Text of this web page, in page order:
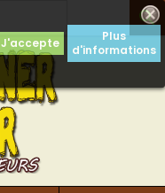

J'accepte
Plus
d'informations